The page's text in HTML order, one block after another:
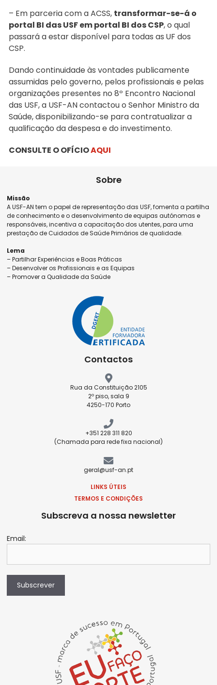
– Em parceria com a ACSS, transformar-se-á o
portal BI das USF em portal BI dos CSP, o qual
passará a estar disponível para todas as UF dos
CSP.
Dando continuidade às vontades publicamente
assumidas pelo governo, pelos profissionais e pelas
organizações presentes no 8º Encontro Nacional
das USF, a USF-AN contactou o Senhor Ministro da
Saúde, disponibilizando-se para contratualizar a
qualificação da despesa e do investimento.
CONSULTE O OFÍCIOAQUI
Sobre
Missão
A USF-AN tem o papel de representação das USF, fomenta a partilha
de conhecimento e o desenvolvimento de equipas autónomas e
responsáveis, incentiva a capacitação dos utentes, para uma
prestação de Cuidados de Saúde Primários de qualidade.
Lema
– Partilhar Experiências e Boas Práticas
– Desenvolver os Profissionais e as Equipas
– Promover a Qualidade da Saúde
Contactos
Rua da Constituição 2105
2º piso, sala 9
4250-170 Porto
+351 228 311 820
(Chamada para rede fixa nacional)
geral@usf-an.pt
LINKS ÚTEIS
TERMOS E CONDIÇÕES
Subscreva a nossa newsletter
Email:
Subscrever